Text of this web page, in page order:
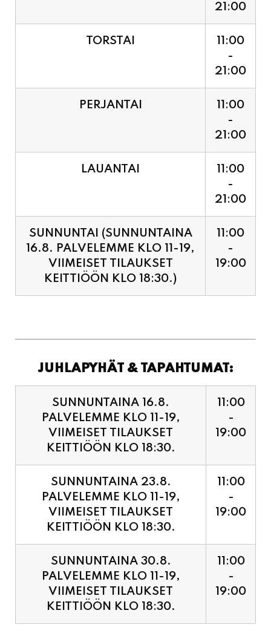
-
21:00
11:00
-
21:00
11:00
-
21:00
VIIMEISET TILAUKSET
KEITTIÖÖN KLO 18:30.)
11:00
-
19:00
PALVELEMME KLO 11-19,
VIIMEISET TILAUKSET
KEITTIÖÖN KLO 18:30.
-
19:00
SUNNUNTAINA 23.8.
PALVELEMME KLO 11-19,
VIIMEISET TILAUKSET
KEITTIÖÖN KLO 18:30.
11:00
19:00
SUNNUNTAINA 30.8.
PALVELEMME KLO 11-19,
VIIMEISET TILAUKSET
KEITTIÖÖN KLO 18:30.
11:00
19:00